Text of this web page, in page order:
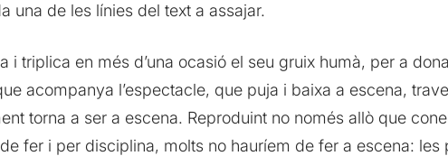
una de les línies del text a assajar.
i triplica en més d’una ocasió el seu gruix humà, per a
acompanya l’espectacle, que puja i baixa a escena,
torna a ser a escena. Reproduint no només allò que
fer i per disciplina, molts no hauríem de fer a escena: